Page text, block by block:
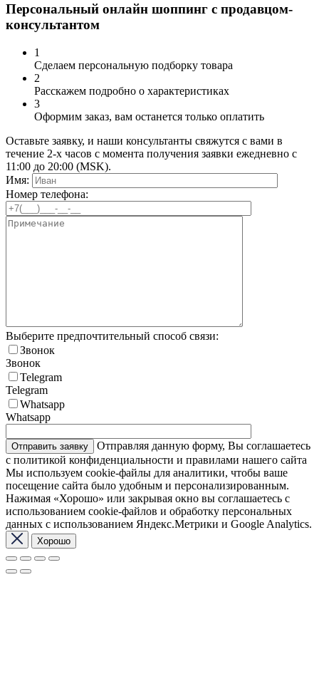
Персональный онлайн шоппинг с продавцом-
консультантом
1
Сделаем персональную подборку товара
2
Расскажем подробно о характеристиках
3
Оформим заказ, вам останется только оплатить
Оставьте заявку, и наши консультанты свяжутся с вами в
течение 2-х часов с момента получения заявки ежедневно с
11:00 до 20:00 (MSK).
Имя:
Номер телефона:
Выберите предпочтительный способ связи:
Звонок
Звонок
Telegram
Telegram
Whatsapp
Whatsapp
Отправляя данную форму, Вы соглашаетесь
с политикой конфиденциальности и правилами нашего сайта
Мы используем cookie-файлы для аналитики, чтобы ваше
посещение сайта было удобным и персонализированным.
Нажимая «Хорошо» или закрывая окно вы соглашаетесь с
использованием cookie-файлов и обработку персональных
данных с использованием Яндекс.Метрики и Google Analytics.
Хорошо